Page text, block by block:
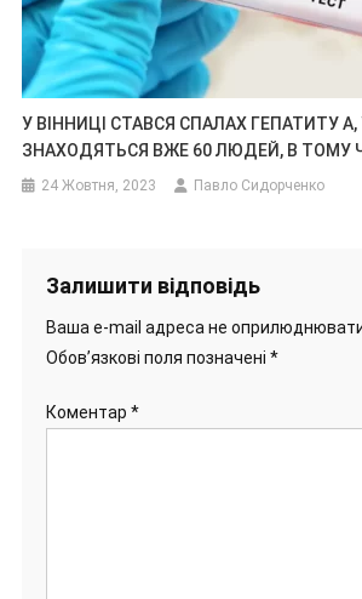
У ВІННИЦІ СТАВСЯ СПАЛАХ ГЕПАТИТУ А,
ЗНАХОДЯТЬСЯ ВЖЕ 60 ЛЮДЕЙ, В ТОМУ
24 Жовтня, 2023 Павло Сидорченко
Залишити відповідь
Ваша e-mail адреса не
Обов’язкові поля позначені *
Коментар *